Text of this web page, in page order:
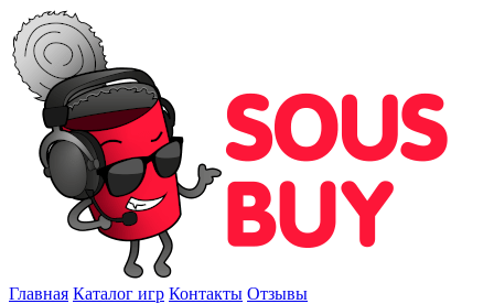
Главная Каталог игр Контакты Отзывы